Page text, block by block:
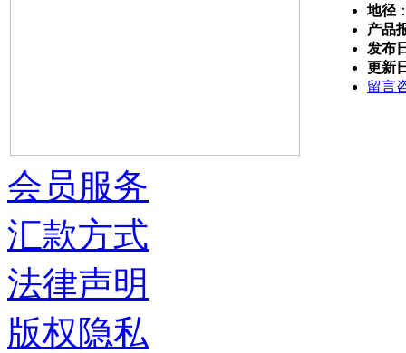
地径
产品
发布
更新
留言
会员服务
汇款方式
法律声明
版权隐私